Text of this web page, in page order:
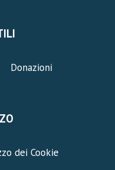
Donazioni
dei Cookie